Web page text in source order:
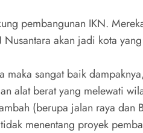
pembangunan IKN.
akan jadi kota
maka sangat baik
alat berat yang melewati
(berupa jalan raya dan
menentang proyek